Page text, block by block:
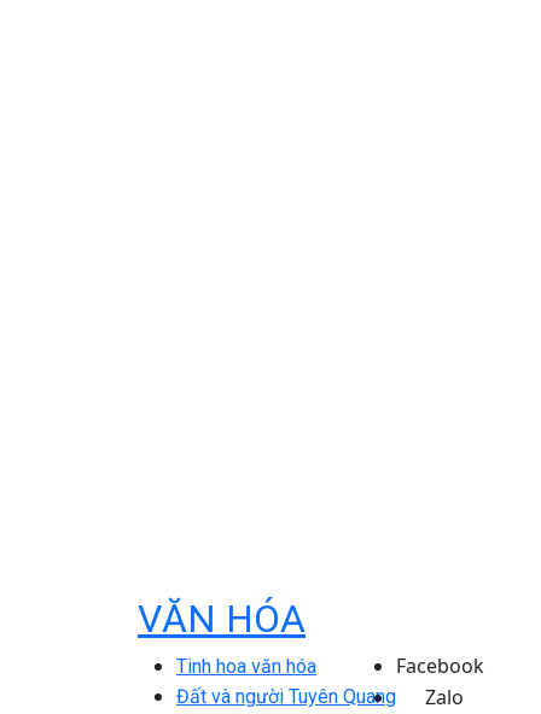
VĂN HÓA
Tinh hoa văn hóa
Đất và người Tuyên Quang
Facebook
Zalo